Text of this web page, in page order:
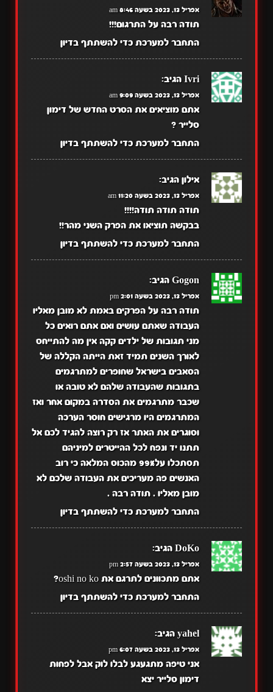
אפריל 13, 2023 בשעה 8:46 am
תודה רבה על התרגום!!!
התחבר למערכת כדי להשתתף בדיון
Ivri הגיב:
אפריל 13, 2023 בשעה 9:09 am
אתם מוציאים את הסרט החדש של דימון
סלייר ?
התחבר למערכת כדי להשתתף בדיון
אילון הגיב:
אפריל 13, 2023 בשעה 11:20 am
תודה תודה תודה!!!!
בבקשה תוציאו את הפרק השני מהר!!
התחבר למערכת כדי להשתתף בדיון
Gogon הגיב:
אפריל 13, 2023 בשעה 2:01 pm
תודה רבה על הפרקים באמת לא מובן מאליו
העבודה שאתם עושים ואם אתם רואים כל
מני תגובות של ילדים קקה אין מה להתייחס
לאורך השנים תמיד זאת הייתה הקללה של
הסאבים בישראל שחופרים למתרגמים
בתגובות שהעבודה שלהם לא טובה או
שכבר מתרגמים את הסדרה במקום אחר ואז
המתרגמים היו מרגישים חוסר הערכה
וסוגרים את האתר אז רק רוצה להגיד לכם אל
תתנו יד ונפח לכל ההייטרים למיניהם
תסתכלו על99% מהכוס המלאה כי רוב
האנשים פה מעריכים את העבודה שלכם לא
מובן מאליו . תודה רבה .
התחבר למערכת כדי להשתתף בדיון
DoKo הגיב:
אפריל 13, 2023 בשעה 2:57 pm
אתם מתכוונים לתרגם את oshi no ko?
התחבר למערכת כדי להשתתף בדיון
yahel הגיב:
אפריל 13, 2023 בשעה 6:07 pm
אני טיפה מתגעגע לבלו לוק אבל לפחות
דימון סלייר יצא